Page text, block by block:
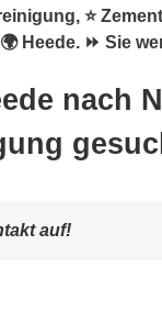
⭐
Heede. ⏩ Sie
nach
auf!